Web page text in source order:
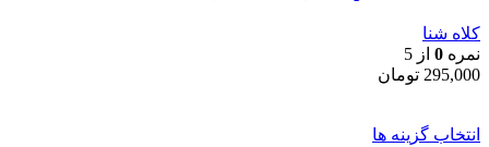
کلاه شنا
نمره 0 از 5
295,000 تومان
انتخاب گزینه ها